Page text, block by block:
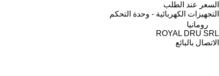
السعر عند الطلب
التجهيزات الكهربائية - وحدة التحكم
رومانيا
ROYAL DRU SRL
الاتصال بالبائع